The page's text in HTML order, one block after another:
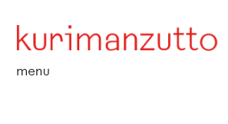
menu